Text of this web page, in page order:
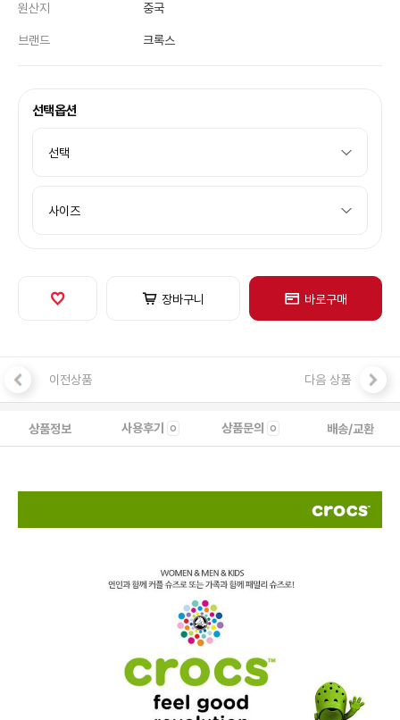
원산지 중국
브랜드 크록스
선택옵션
장바구니 바로구매
이전상품 다음 상품
상품정보 사용후기 0 상품문의 0 배송/교환